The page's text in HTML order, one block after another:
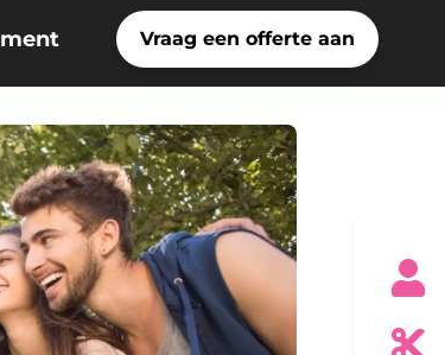
Vraag een offerte aan